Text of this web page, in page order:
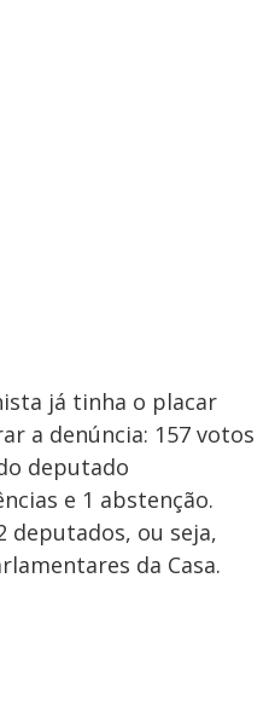
já tinha o placar
a denúncia: 157 votos
deputado
e 1 abstenção.
deputados, ou seja,
da Casa.